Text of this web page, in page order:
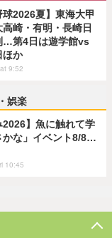
球2026夏】東海大甲
高崎・有明・長崎日
…第4日は遊学館vs
ほか
9:52
娯楽
2026】魚に触れて学
かな」イベント8/8…
10:45